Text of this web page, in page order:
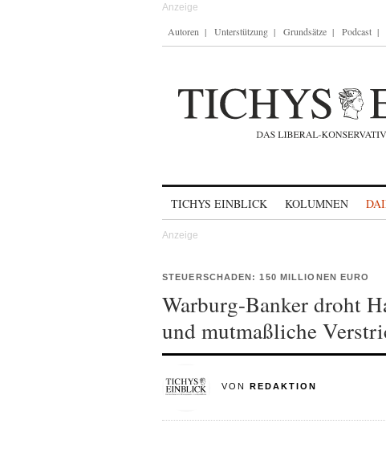
Autoren Unterstützung Grundsätze Podcast
TICHYS EINBLICK KOLUMNEN
STEUERSCHADEN: 150 MILLIONEN EURO
Warburg-Banker droht
und mutmaßliche
VON REDAKTION